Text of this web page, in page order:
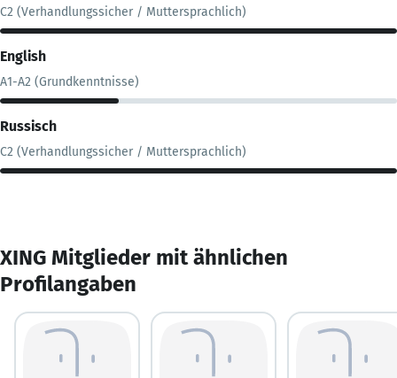
C2 (Verhandlungssicher / Muttersprachlich)
English
A1-A2 (Grundkenntnisse)
Russisch
C2 (Verhandlungssicher / Muttersprachlich)
XING Mitglieder mit ähnlichen
Profilangaben